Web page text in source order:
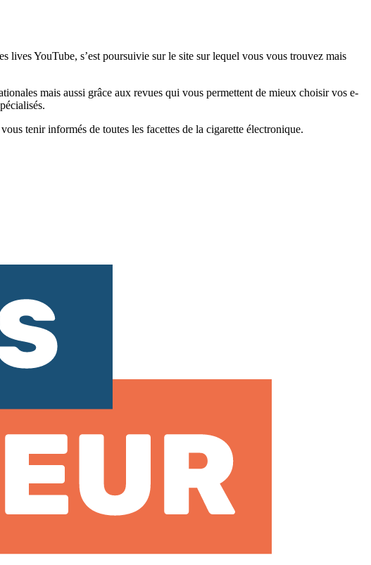
lives YouTube, s’est poursuivie sur le site sur lequel vous vous trouvez mais
mais aussi grâce aux revues qui vous permettent de mieux choisir vos e-
tenir informés de toutes les facettes de la cigarette électronique.